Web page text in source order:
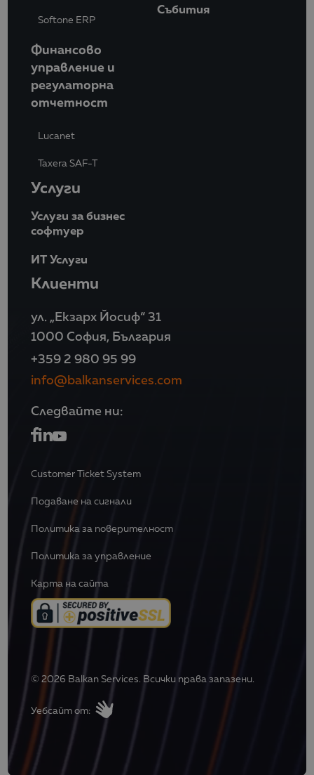
Softone ERP
Финансово
управление и
регулаторна
отчетност
Lucanet
Taxera SAF-T
Услуги
Услуги за бизнес
софтуер
ИТ Услуги
Клиенти
Събития
ул. „Екзарх Йосиф“ 31
1000 София, България
+359 2 980 95 99
info@balkanservices.com
Следвайте ни:
Customer Ticket System
Подаване на сигнали
Политика за поверителност
Политика за управление
Карта на сайта
© 2026 Balkan Services. Всички права запазени.
Уебсайт от: